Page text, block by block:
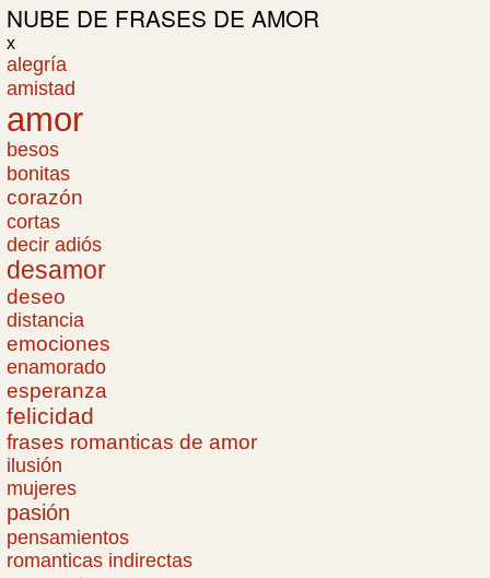
NUBE DE FRASES DE AMOR
x
alegría
amistad
amor
besos
bonitas
corazón
cortas
decir adiós
desamor
deseo
distancia
emociones
enamorado
esperanza
felicidad
frases romanticas de amor
ilusión
mujeres
pasión
pensamientos
romanticas indirectas